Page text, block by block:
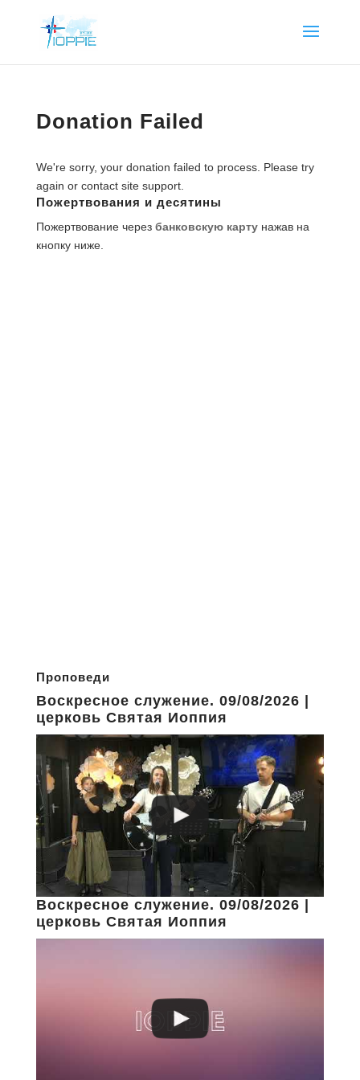
Donation Failed
We're sorry, your donation failed to process. Please try
again or contact site support.
Пожертвования и десятины
Пожертвование через банковскую картунажав на
кнопку ниже.
Проповеди
Воскресное служение. 09/08/2026 |
церковь Святая Иоппия
Воскресное служение. 09/08/2026 |
церковь Святая Иоппия